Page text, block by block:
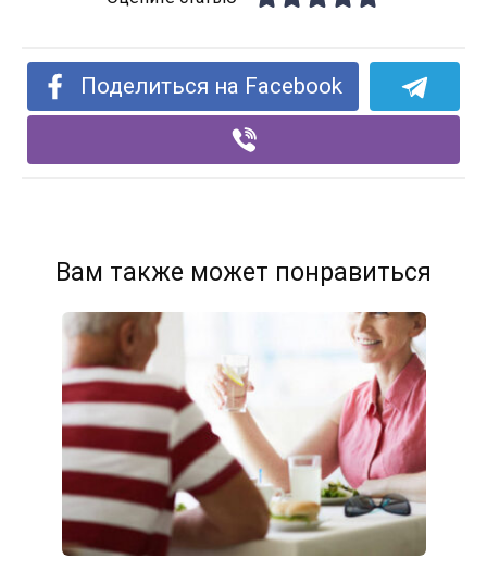
Поделиться на Facebook
Вам также может понравиться